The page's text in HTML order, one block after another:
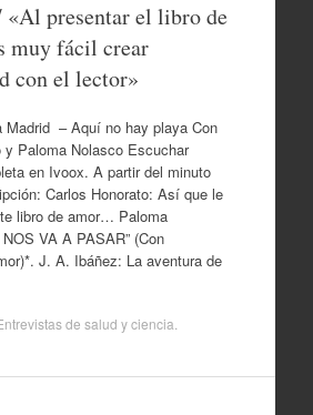
presentar el libro de
muy fácil crear
con el lector»
Madrid – Aquí no hay playa Con
y Paloma Nolasco Escuchar
en Ivoox. A partir del minuto
Carlos Honorato: Así que le
libro de amor… Paloma
VA A PASAR” (Con
J. A. Ibáñez: La aventura de
de salud y ciencia